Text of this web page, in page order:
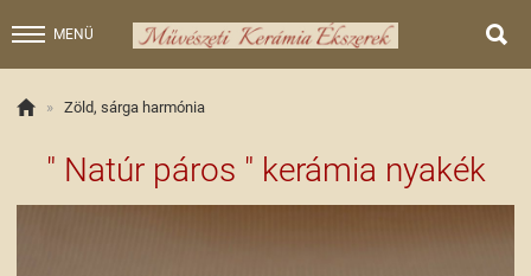
MENÜ 
 » Zöld, sárga harmónia
" Natúr páros " kerámia nyakék